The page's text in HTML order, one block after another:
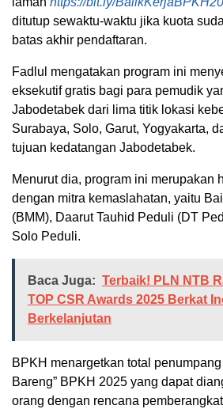
ditutup sewaktu-waktu jika kuota
batas akhir pendaftaran.
Fadlul mengatakan program ini
eksekutif gratis bagi para pemudik
Jabodetabek dari lima titik lokasi
Surabaya, Solo, Garut, Yogyakarta,
tujuan kedatangan Jabodetabek.
Menurut dia, program ini merupakan
dengan mitra kemaslahatan, yaitu
(BMM), Daarut Tauhid Peduli (DT
Solo Peduli.
Baca Juga: Terbaik! PLN NTB
TOP CSR Awards 2025 Berkat
Berkelanjutan
BPKH menargetkan total
Bareng” BPKH 2025 yang dapat
orang dengan rencana